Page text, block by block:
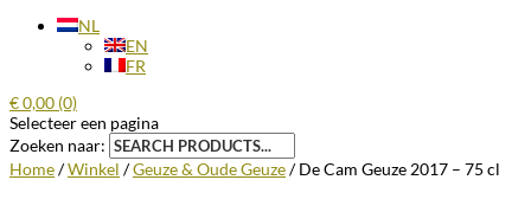
NL
EN
FR
€0,00 (0)
Selecteer een pagina
Zoeken naar:
Home/Winkel /Geuze & Oude Geuze/ De Cam Geuze 2017 – 75 cl